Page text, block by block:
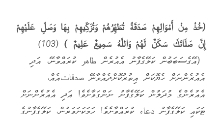
(خُذْ مِنْ أَمْوَالِهِمْ صَدَقَةً تُطَهِّرُهُمْ وَتُزَكِّيهِمْ بِهَا وَصَلِّ عَلَيْهِمْ
إِنَّ صَلَاتَكَ سَكَنٌ لَهُمْ وَاللَّهُ سَمِيعٌ عَلِيمٌ )
(103)
(އޭގެސަބަބުން ކަލޭގެފާނު އެއުރެން طاهر ކުރައްވާނޭ، އަދި
އެއުރެންނަށް ހެޔޮކަން އިތުރުކޮށްދެއްވާނޭ صدقاتއެއް،
އެއުރެންގެ މުދަލުން ކަލޭގެފާނު ނަންގަވާށެވެ! އަދި އެއުރެންނަށް
ޓަކައި ކަލޭގެފާނު دعاء ކުރައްވާށެވެ! ހަމަކަށަވަރުން، ކަލޭގެފާނުގެ